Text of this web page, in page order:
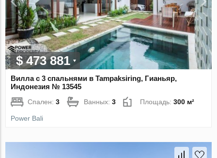
$ 473 881
Вилла с 3 спальнями в Tampaksiring, Гианьяр,
Индонезия № 13545
Спален:3 Ванных:3 Площадь:300 м²
Power Bali